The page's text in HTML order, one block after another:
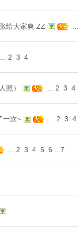
给大家爽 ZZ
2 3 4
照） 2 3 4
一次~ 2 3 4
2 3 4 5 6 7